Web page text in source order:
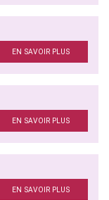
EN SAVOIR PLUS
EN SAVOIR PLUS
EN SAVOIR PLUS